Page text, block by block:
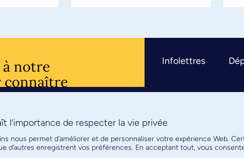
notre
S'ABONNER
Infolettres
l’importance de respecter la vie privée
nous permet d’améliorer et de personnaliser votre expérience Web.
d’autres enregistrent vos préférences. En acceptant tout, vous